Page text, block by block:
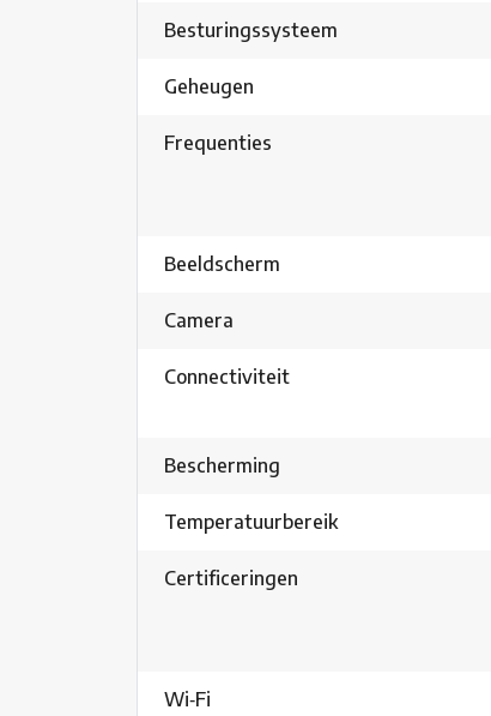
Besturingssysteem
Geheugen
Frequenties
Beeldscherm
Camera
Connectiviteit
Bescherming
Temperatuurbereik
Certificeringen
Wi‑Fi